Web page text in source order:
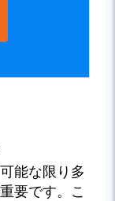
能な限り多
要です。こ